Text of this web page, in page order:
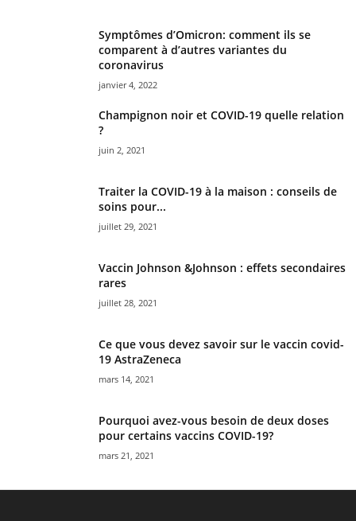
Symptômes d’Omicron: comment ils se
comparent à d’autres variantes du
coronavirus
janvier 4, 2022
Champignon noir et COVID-19 quelle relation
?
juin 2, 2021
Traiter la COVID-19 à la maison : conseils de
soins pour...
juillet 29, 2021
Vaccin Johnson &Johnson : effets secondaires
rares
juillet 28, 2021
Ce que vous devez savoir sur le vaccin covid-
19 AstraZeneca
mars 14, 2021
Pourquoi avez-vous besoin de deux doses
pour certains vaccins COVID-19?
mars 21, 2021